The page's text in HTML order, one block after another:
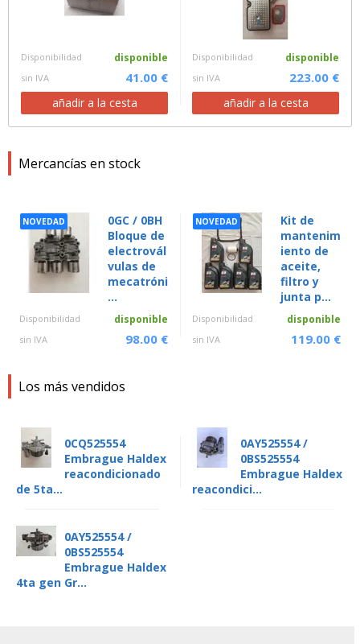
Mercancías en stock
NOVEDAD
0GC / 0BH
Bloque de
electrovál
vulas de
mecatróni
...
Disponibilidad disponible
sin IVA 98.00 €
NOVEDAD
Kit de
mantenim
iento de
aceite,
filtro y
junta p...
Disponibilidad disponible
sin IVA 119.00 €
Los más vendidos
0CQ525554
Embrague Haldex
reacondicionado
de 5ta...
0AY525554 /
0BS525554
Embrague Haldex
reacondici...
0AY525554 /
0BS525554
Embrague Haldex
4ta gen Gr...
Disponibilidad disponible
sin IVA 41.00 €
añadir a la cesta
Disponibilidad disponible
sin IVA 223.00 €
añadir a la cesta